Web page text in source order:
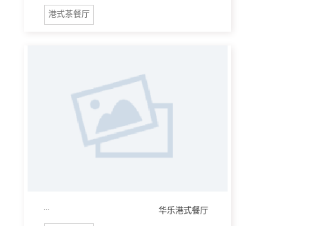
港式茶餐厅
华乐港式餐厅